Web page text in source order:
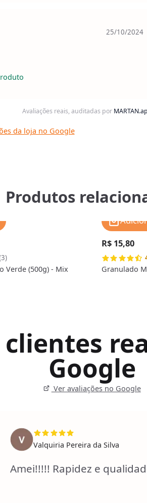
25/10/2024
Avaliações reais, auditadas por
da loja no Google
Produtos
Verde (500g) - Mix
R$ 15,80
Granulado
Google
Ver avaliações no Google
Valquiria Pereira da Silva
Amei!!!!! Rapidez e